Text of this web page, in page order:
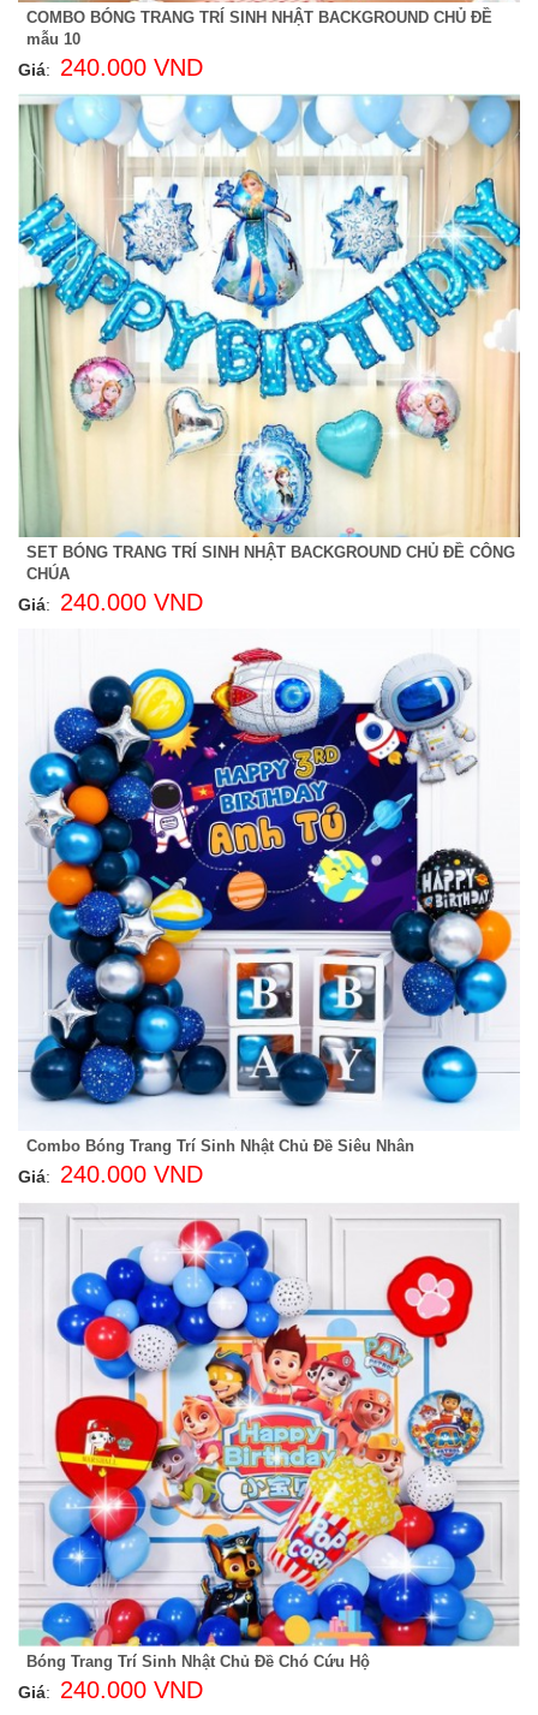
COMBO BÓNG TRANG TRÍ SINH NHẬT BACKGROUND CHỦ ĐỀ
mẫu 10
Giá: 240.000 VND
SET BÓNG TRANG TRÍ SINH NHẬT BACKGROUND CHỦ ĐỀ CÔNG
CHÚA
Giá: 240.000 VND
Combo Bóng Trang Trí Sinh Nhật Chủ Đề Siêu Nhân
Giá: 240.000 VND
Bóng Trang Trí Sinh Nhật Chủ Đề Chó Cứu Hộ
Giá: 240.000 VND